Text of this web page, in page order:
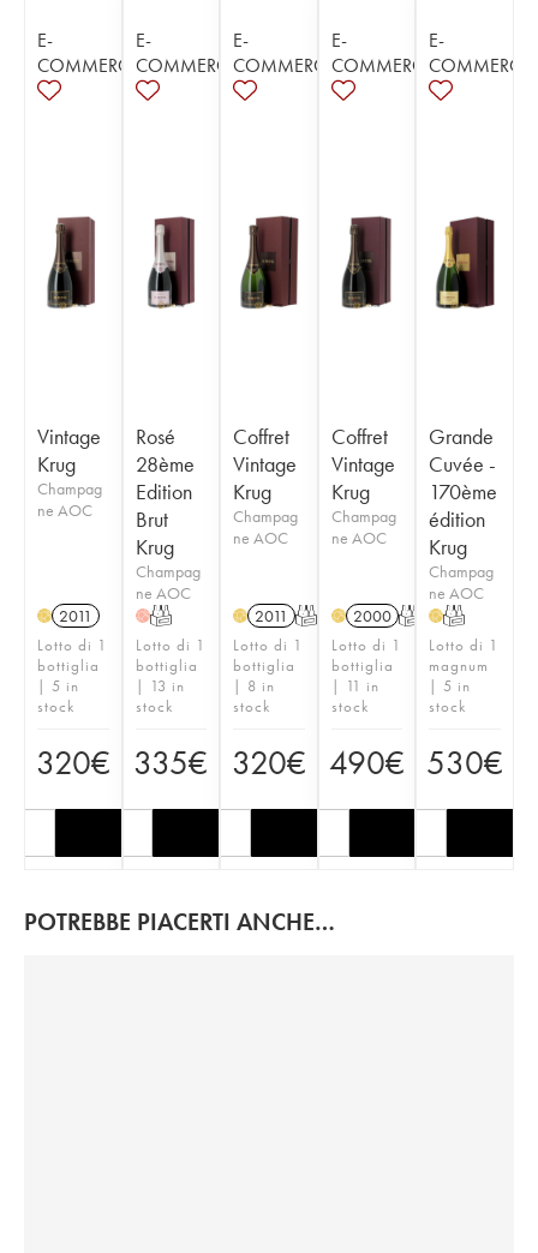
E-
COMMERCE
Vintage
Krug
Champag
ne AOC
H 2011
Lotto di 1
bottiglia
| 5 in
stock
320€
E-
COMMERCE
Rosé
28ème
Edition
Brut
Krug
Champag
ne AOC
HT
Lotto di 1
bottiglia
| 13 in
stock
335€
E-
COMMERCE
Coffret
Vintage
Krug
Champag
ne AOC
H 2011 T
Lotto di 1
bottiglia
| 8 in
stock
320€
E-
COMMERCE
Coffret
Vintage
Krug
Champag
ne AOC
H 2000 T
Lotto di 1
bottiglia
| 11 in
stock
490€
E-
COMMERCE
Grande
Cuvée -
170ème
édition
Krug
Champag
ne AOC
HT
Lotto di 1
magnum
| 5 in
stock
530€
POTREBBE PIACERTI ANCHE…